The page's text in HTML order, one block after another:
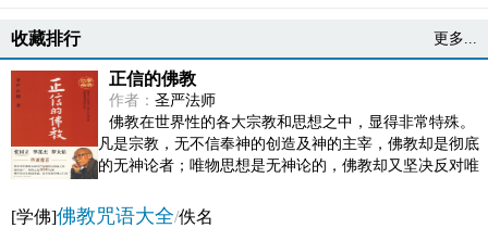
收藏排行 更多...
正信的佛教
作者： 圣严法师
佛教在世界性的各大宗教和思想之中，显得非常特殊。
凡是宗教，无不信奉神的创造及神的主宰，佛教却是彻底
的无神论者；唯物思想是无神论的，佛教却又坚决反对唯
[学佛]佛教咒语大全/佚名